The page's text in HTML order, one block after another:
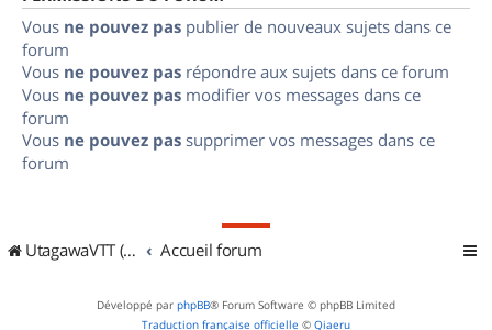
Vous ne pouvez pas publier de nouveaux sujets dans ce
forum
Vous ne pouvez pas répondre aux sujets dans ce forum
Vous ne pouvez pas modifier vos messages dans ce
forum
Vous ne pouvez pas supprimer vos messages dans ce
forum
UtagawaVTT (Randos VTT et VTTAE avec traces GPS) Accueil forum
Développé par phpBB® Forum Software © phpBB Limited
Traduction française officielle © Qiaeru